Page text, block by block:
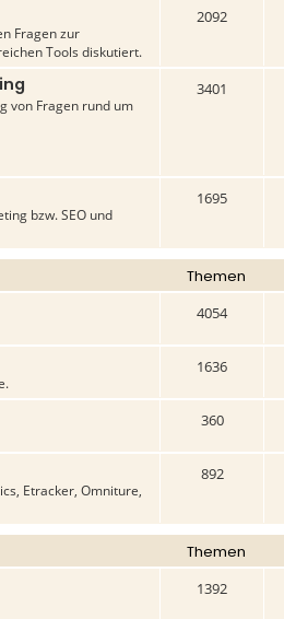
Fragen zur
Tools diskutiert.
2092
von Fragen rund um
3401
bzw. SEO und
1695
Themen
4054
1636
360
Etracker, Omniture,
892
Themen
1392